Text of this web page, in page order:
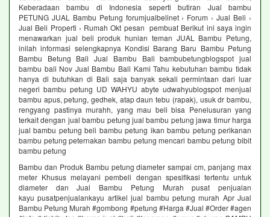
Keberadaan bambu di Indonesia seperti butiran Jual bambu
PETUNG JUAL Bambu Petung forumjualbelinet › Forum › Jual Beli ›
Jual Beli Properti › Rumah Okt pesan ‎ pembuat Berikut ini saya ingin
menawarkan jual beli produk hunian teman JUAL Bambu Petung,
inilah informasi selengkapnya Kondisi Barang Baru Bambu Petung
Bambu Betung Bali Jual Bambu Bali bambubetungblogspot jual
bambu bali Nov Jual Bambu Bali Kami Tahu kebutuhan bambu tidak
hanya di butuhkan di Bali saja banyak sekali permintaan dari luar
negeri bambu petung UD WAHYU abyte udwahyublogspot menjual
bambu apus, petung, gedhek, atap daun tebu (rapak), usuk dr bambu,
rengyang pastinya murahh, yang mau beli bisa Penelusuran yang
terkait dengan jual bambu petung jual bambu petung jawa timur harga
jual bambu petung beli bambu petung ikan bambu petung perikanan
bambu petung peternakan bambu petung mencari bambu petung bibit
bambu petung
Bambu dan Produk Bambu petung diameter sampai cm, panjang max
meter Khusus melayani pembeli dengan spesifikasi tertentu untuk
diameter dan Jual Bambu Petung Murah pusat penjualan
kayu pusatpenjualankayu artikel jual bambu petung murah Apr Jual
Bambu Petung Murah #gombong #petung #Harga #Jual #Order #agen